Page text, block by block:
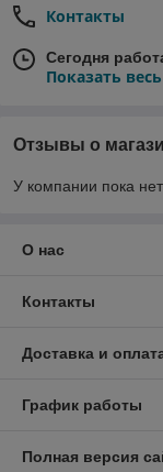
Контакты
Сегодня
Показать
Отзывы о
У компании пока
О нас
Контакты
Доставка и
График работы
Полная версия